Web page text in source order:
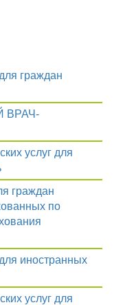
граждан
ВРАЧ-
услуг для
граждан
по
иностранных
услуг для